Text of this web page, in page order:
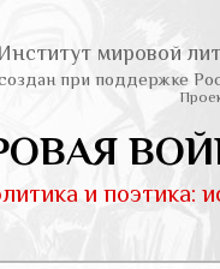
мировой
при поддержке
и поэтика: